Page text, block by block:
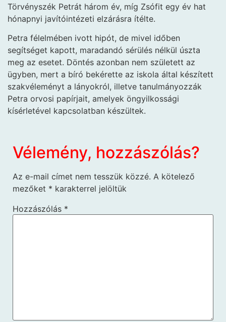
Törvényszék Petrát három év, míg Zsófit egy év hat
hónapnyi javítóintézeti elzárásra ítélte.
Petra félelmében ivott hipót, de mivel időben
segítséget kapott, maradandó sérülés nélkül úszta
meg az esetet. Döntés azonban nem született az
ügyben, mert a bíró bekérette az iskola által készített
szakvéleményt a lányokról, illetve tanulmányozzák
Petra orvosi papírjait, amelyek öngyilkossági
kísérletével kapcsolatban készültek.
Vélemény, hozzászólás?
Az e-mail címet nem tesszük közzé. A kötelező
mezőket * karakterrel jelöltük
Hozzászólás *